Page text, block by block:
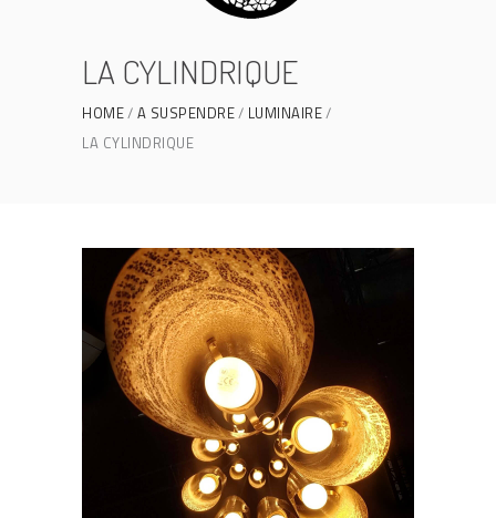
LA CYLINDRIQUE
HOME A SUSPENDRE
LUMINAIRE
LA CYLINDRIQUE